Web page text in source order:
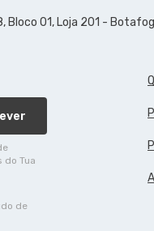
Bloco 01, Loja 201 -
do Tua
de